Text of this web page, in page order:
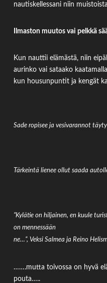
nautiskellessani niin
Ilmaston muutos vai pelkkä
Kun nauttii elämästä, niin
aurinko vai sataako
kun housunpuntit ja kengät
Sade ropisee ja vesivarannot
Tärkeintä lienee ollut saada
”Kylätie on hiljainen, en kuule
on mennessään
ne…”, Veksi Salmea ja Reino
…….mutta toivossa on hyvä
pouta…..